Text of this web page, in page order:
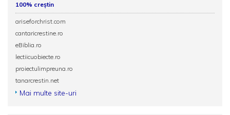
100% creștin
ariseforchrist.com
cantaricrestine.ro
eBiblia.ro
lectiicuobiecte.ro
proiectulimpreuna.ro
tanarcrestin.net
Mai multe site-uri